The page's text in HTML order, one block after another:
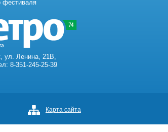
фестиваля
ул. Ленина, 21В,
8-351-245-25-39
Карта сайта